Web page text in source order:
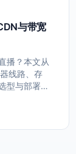
与带宽
播？本文从
线路、存
型与部署方